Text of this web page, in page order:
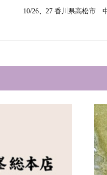
10/26、27 香川県高松市